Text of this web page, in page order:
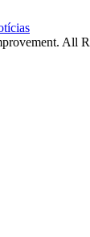
All